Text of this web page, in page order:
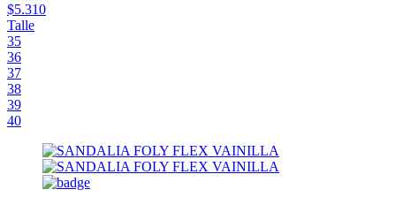
$5.310
Talle
35
36
37
38
39
40